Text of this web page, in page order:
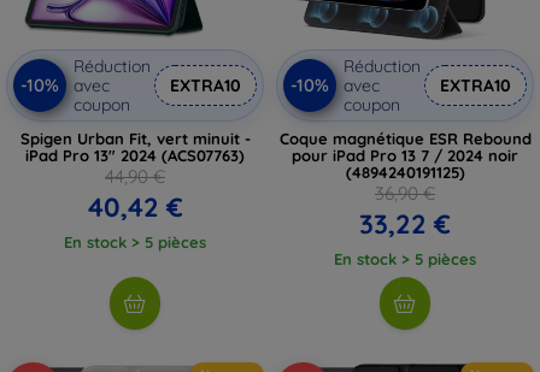
-10%
Réduction
avec
coupon
EXTRA10
Spigen Urban Fit, vert minuit -
iPad Pro 13" 2024 (ACS07763)
44,90 €
40,42 €
En stock > 5 pièces
-10%
Réduction
avec
coupon
EXTRA10
Coque magnétique ESR Rebound
pour iPad Pro 13 7 / 2024 noir
(4894240191125)
36,90 €
33,22 €
En stock > 5 pièces